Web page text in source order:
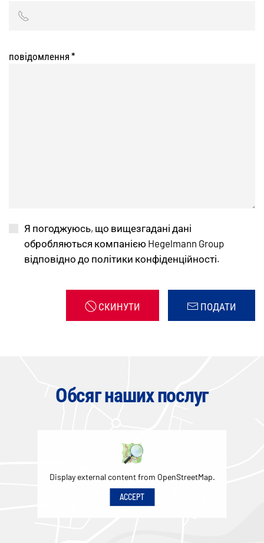
повідомлення *
Я погоджуюсь, що вищезгадані дані
обробляються компанією Hegelmann Group
відповідно до політики конфіденційності.
СКИНУТИ ПОДАТИ
Обсяг наших послуг
Display external content from OpenStreetMap.
ACCEPT